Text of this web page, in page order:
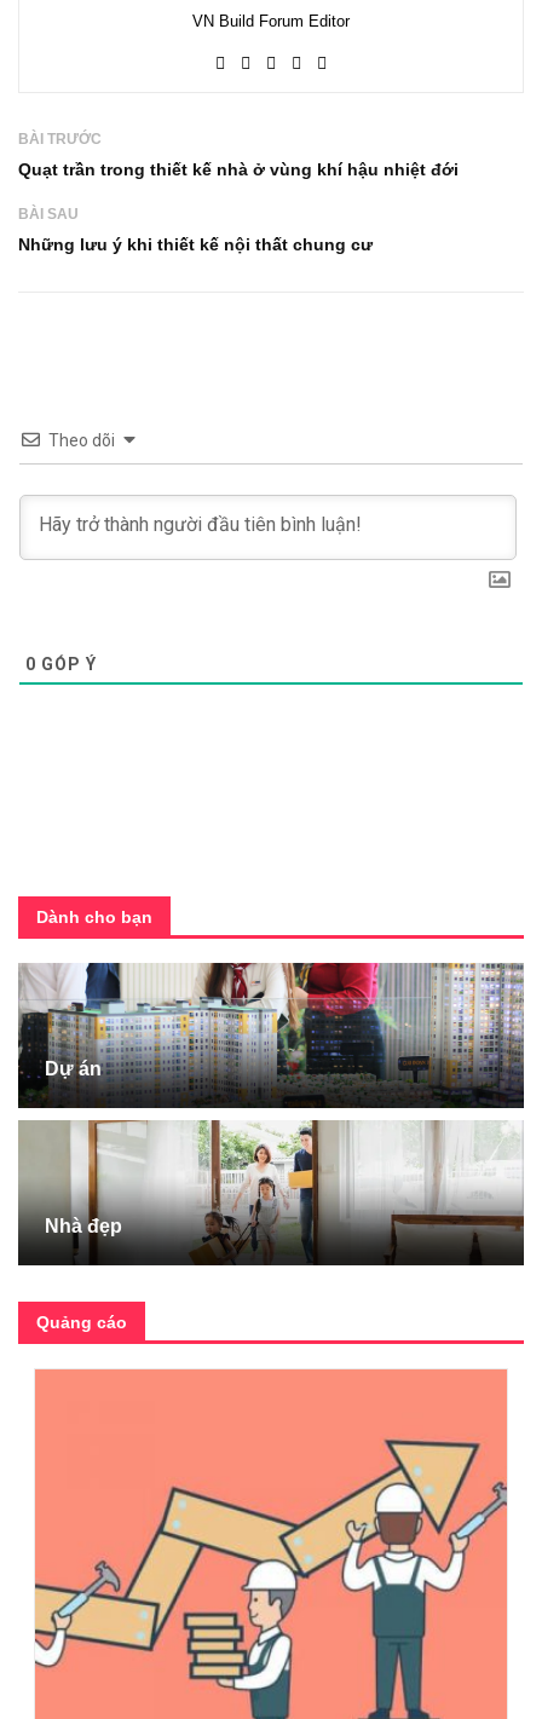
VN Build Forum Editor
BÀI TRƯỚC
Quạt trần trong thiết kế nhà ở vùng khí hậu nhiệt đới
BÀI SAU
Những lưu ý khi thiết kế nội thất chung cư
Theo dõi
0 GÓP Ý
Dành cho bạn
Dự án
Nhà đẹp
Quảng cáo